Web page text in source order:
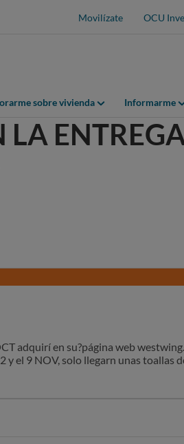
Movilízate OCU
sobre vivienda Informarme
LA
adquirí en su?página web
y el 9 NOV, solo llegarn unas toallas
escribí para saber donde estaban el
otro regalo de cumpleaños a mi
lo cual solicito que :-Me
servido para nada. La respueta NO-